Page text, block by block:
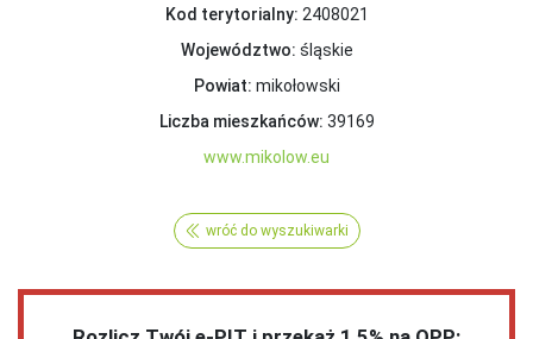
Kod terytorialny: 2408021
Województwo: śląskie
Powiat: mikołowski
Liczba mieszkańców: 39169
www.mikolow.eu
wróć do wyszukiwarki